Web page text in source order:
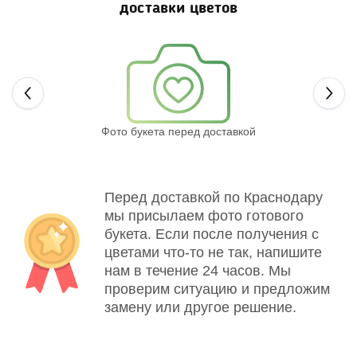
доставки цветов
Фото букета перед доставкой
Перед доставкой по Краснодару
мы присылаем фото готового
букета. Если после получения с
цветами что-то не так, напишите
нам в течение 24 часов. Мы
проверим ситуацию и предложим
замену или другое решение.